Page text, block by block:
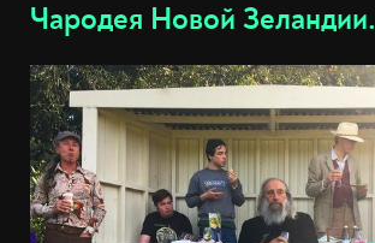
Чародея Новой Зеландии.